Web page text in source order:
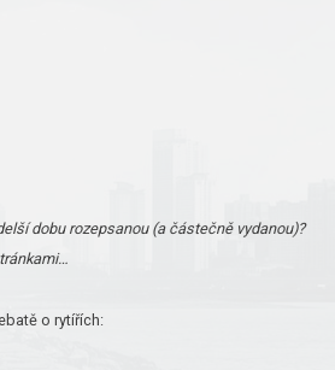
dobu rozepsanou (a částečně vydanou)?
o rytířích: